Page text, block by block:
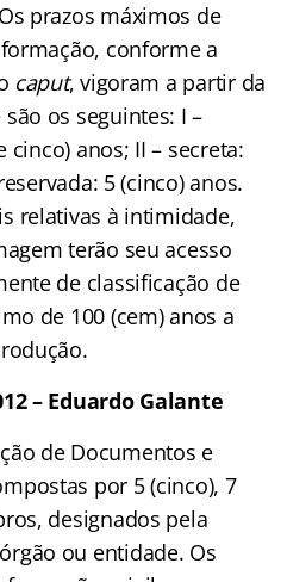
prazos máximos de
conforme a
caput, vigoram a partir da
os seguintes: I –
cinco) anos; II – secreta:
5 (cinco) anos.
relativas à intimidade,
terão seu acesso
de classificação de
de 100 (cem) anos a
– Eduardo Galante
de Documentos e
por 5 (cinco), 7
designados pela
ou entidade. Os